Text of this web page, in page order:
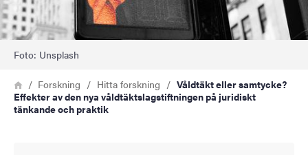
Foto: Unsplash
Länkstig
HemForskning Hitta forskning
Våldtäkt eller samtycke?
Effekter av den nya våldtäktslagstiftningen på juridiskt
tänkande och praktik